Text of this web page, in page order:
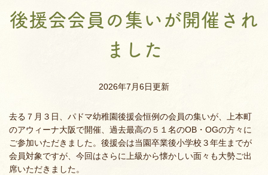
後援会会員の集いが開催され
ました
2026年7月6日更新
去る７月３日、パドマ幼稚園後援会恒例の会員の集いが、上本町
のアウィーナ大阪で開催、過去最高の５１名のOB・OGの方々に
ご参加いただきました。後援会は当園卒業後小学校３年生までが
会員対象ですが、今回はさらに上級から懐かしい面々も大勢ご出
席いただきました。